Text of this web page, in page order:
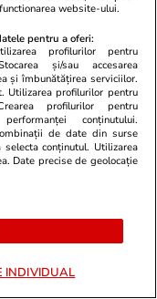
în relația
că Europa
prioritate
în capacități
și unei
în general.
accepte că
să joace un
europeană în
website-ului.
pentru a oferi:
profilurilor pentru
și/sau accesarea
și îmbunătățirea serviciilor.
Utilizarea profilurilor pentru
profilurilor pentru
conținutului.
de date din surse
conținutul. Utilizarea
Date precise de geolocație
INDIVIDUAL